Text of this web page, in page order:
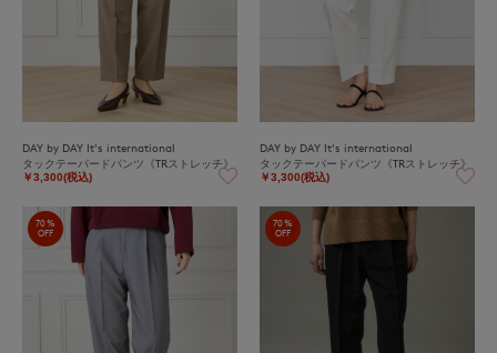
DAY by DAY It's international
タックテーパードパンツ《TRストレッチ》
￥3,300(税込)
DAY by DAY It's international
タックテーパードパンツ《TRストレッチ》
￥3,300(税込)
70%
OFF
70%
OFF